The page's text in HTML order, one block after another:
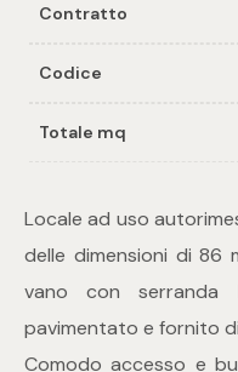
Contratto
Codice
Totale mq
Locale ad uso
delle dimensioni di 86
vano con serranda
pavimentato e fornito
Comodo accesso e
multiscelta
Qualsiasi
Residenziali
Commerciali
Industriali
Terreni